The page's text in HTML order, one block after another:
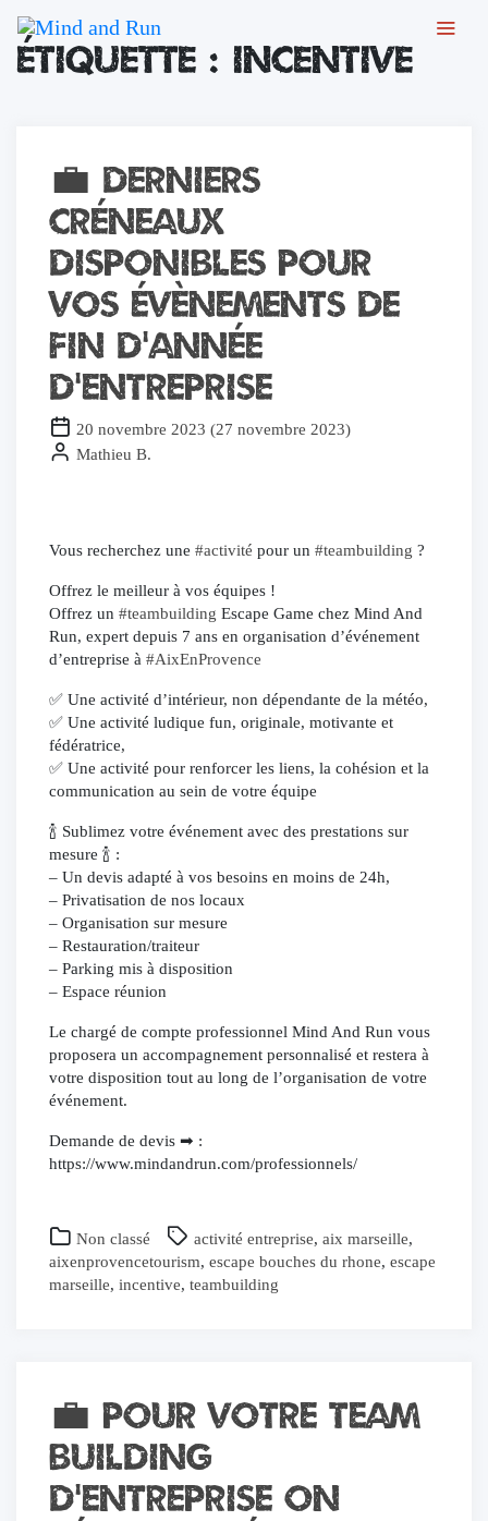
Étiquette : incentive
💼 Derniers
créneaux
disponibles pour
vos évènements de
fin d’année
d’entreprise
20 novembre 2023 (27 novembre 2023)
Mathieu B.
Vous recherchez une #activité pour un #teambuilding ?
Offrez le meilleur à vos équipes !
Offrez un #teambuilding Escape Game chez Mind And
Run, expert depuis 7 ans en organisation d’événement
d’entreprise à #AixEnProvence
✅ Une activité d’intérieur, non dépendante de la météo,
✅ Une activité ludique fun, originale, motivante et
fédératrice,
✅ Une activité pour renforcer les liens, la cohésion et la
communication au sein de votre équipe
🍾 Sublimez votre événement avec des prestations sur
mesure 🍾 :
– Un devis adapté à vos besoins en moins de 24h,
– Privatisation de nos locaux
– Organisation sur mesure
– Restauration/traiteur
– Parking mis à disposition
– Espace réunion
Le chargé de compte professionnel Mind And Run vous
proposera un accompagnement personnalisé et restera à
votre disposition tout au long de l’organisation de votre
événement.
Demande de devis ➡ :
https://www.mindandrun.com/professionnels/
Non classé activité entreprise, aix marseille,
aixenprovencetourism, escape bouches du rhone, escape
marseille, incentive, teambuilding
💼 Pour votre Team
Building
d’entreprise on
Chers joueurs, Nous sommes temporairement fermés suite à un
dégât des eaux ayant touché l'ensemble de notre établissement.
Les travaux avancent et nous vous retrouverons prochainement